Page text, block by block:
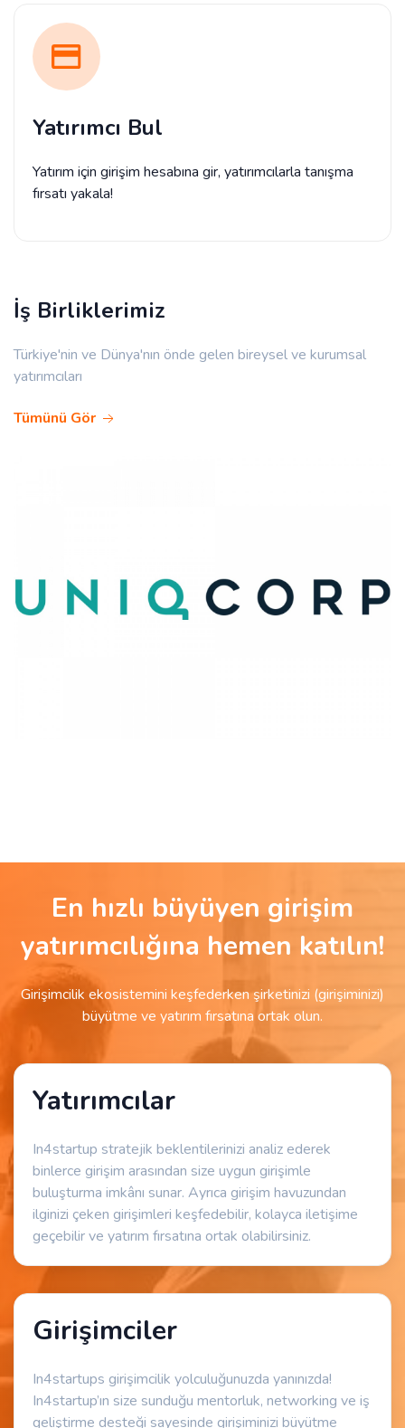
Yatırımcı Bul
Yatırım için girişim hesabına gir, yatırımcılarla tanışma
fırsatı yakala!
İş Birliklerimiz
Türkiye'nin ve Dünya'nın önde gelen bireysel ve kurumsal
yatırımcıları
Tümünü Gör
En hızlı büyüyen girişim
yatırımcılığına hemen katılın!
Girişimcilik ekosistemini keşfederken şirketinizi (girişiminizi)
büyütme ve yatırım fırsatına ortak olun.
Yatırımcılar
In4startup stratejik beklentilerinizi analiz ederek
binlerce girişim arasından size uygun girişimle
buluşturma imkânı sunar. Ayrıca girişim havuzundan
ilginizi çeken girişimleri keşfedebilir, kolayca iletişime
geçebilir ve yatırım fırsatına ortak olabilirsiniz.
Girişimciler
In4startups girişimcilik yolculuğunuzda yanınızda!
In4startup’ın size sunduğu mentorluk, networking ve iş
geliştirme desteği sayesinde girişiminizi büyütme